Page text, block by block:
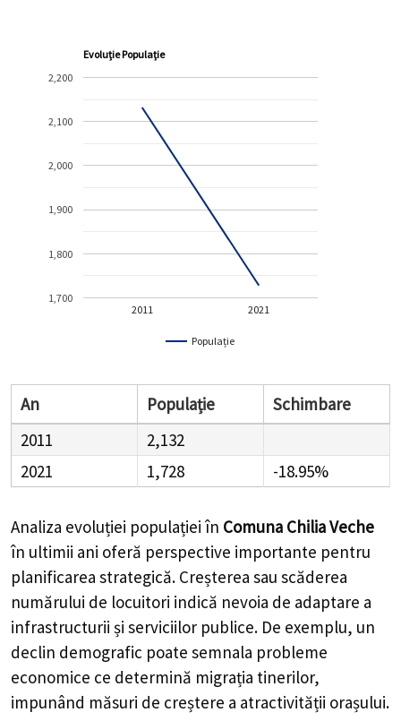
Evoluție Populație
Populație
2011 2021
1,700
1,800
1,900
2,000
2,100
2,200
An Populație
Schimbare
2011
2,132
2021
1,728 -18.95%
Analiza evoluției populației în Comuna Chilia Veche
în ultimii ani oferă perspective importante pentru
planificarea strategică. Creșterea sau scăderea
numărului de locuitori indică nevoia de adaptare a
infrastructurii și serviciilor publice. De exemplu, un
declin demografic poate semnala probleme
economice ce determină migrația tinerilor,
impunând măsuri de creștere a atractivității orașului.